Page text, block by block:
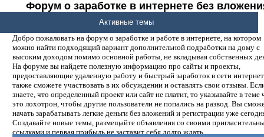
Форум о заработке в интернете без
денег.
Добро пожаловать на форум о заработке и работе в интернете, на котором
можно найти подходящий вариант дополнительной подработки на дому с
высоким доходом помимо основной работы, не вкладывая собственных
На форуме вы найдете полезную информацию про сайты и проекты,
предоставляющие удаленную работу и быстрый заработок в сети
также сможете участвовать в их обсуждении и оставлять свои отзывы.
знаете, что определенный проект или сайт не платит, то указывайте в теме
это лохотрон, чтобы другие пользователи не попались на развод. Вы
начать зарабатывать легкие деньги без вложений и регистрации уже
Создавайте новые темы, размещайте объявления со своими
ссылками и первая прибыль не заставит себя долго ждать.
Активные темы